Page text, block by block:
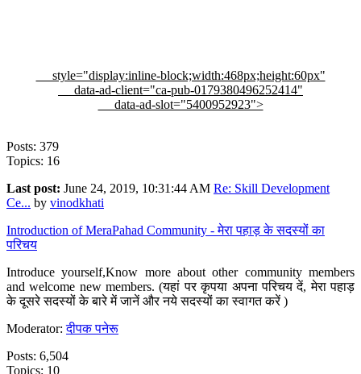
style="display:inline-block;width:468px;height:60px"
data-ad-client="ca-pub-0179380496252414"
data-ad-slot="5400952923">
Posts: 379
Topics: 16
Last post: June 24, 2019, 10:31:44 AM Re: Skill Development
Ce... by vinodkhati
Introduction of MeraPahad Community - मेरा पहाड़ के सदस्यों का
परिचय
Introduce yourself,Know more about other community members
and welcome new members. (यहां पर कृपया अपना परिचय दें, मेरा पहाड़
के दूसरे सदस्यों के बारे में जानें और नये सदस्यों का स्वागत करें )
Moderator:दीपक पनेरू
Posts: 6,504
Topics: 10